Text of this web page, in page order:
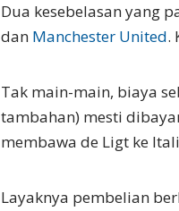
Dua kesebelasan yang
dan Manchester United.
Tak main-main, biaya
tambahan) mesti
membawa de Ligt ke
Layaknya pembelian